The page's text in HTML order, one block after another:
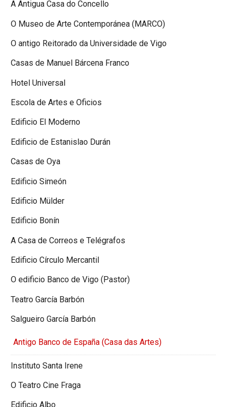
A Antigua Casa do Concello
O Museo de Arte Contemporánea (MARCO)
O antigo Reitorado da Universidade de Vigo
Casas de Manuel Bárcena Franco
Hotel Universal
Escola de Artes e Oficios
Edificio El Moderno
Edificio de Estanislao Durán
Casas de Oya
Edificio Simeón
Edificio Mülder
Edificio Bonín
A Casa de Correos e Telégrafos
Edificio Círculo Mercantil
O edificio Banco de Vigo (Pastor)
Teatro García Barbón
Salgueiro García Barbón
Antigo Banco de España (Casa das Artes)
Instituto Santa Irene
O Teatro Cine Fraga
Edificio Albo